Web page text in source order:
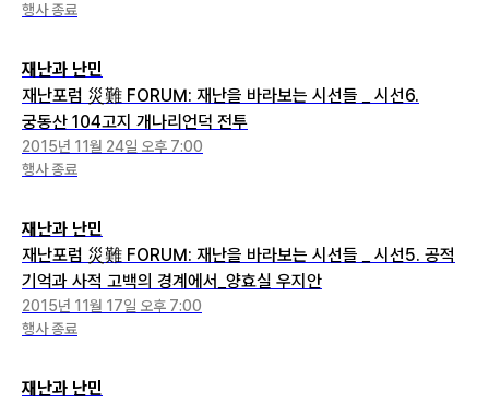
행사 종료
재난과 난민
재난포럼 災難 FORUM: 재난을 바라보는 시선들 _ 시선6.
궁동산 104고지 개나리언덕 전투
2015년 11월 24일 오후 7:00
행사 종료
재난과 난민
재난포럼 災難 FORUM: 재난을 바라보는 시선들 _ 시선5. 공적
기억과 사적 고백의 경계에서_양효실 우지안
2015년 11월 17일 오후 7:00
행사 종료
재난과 난민